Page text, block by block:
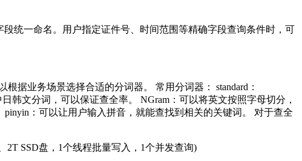
统一命名。用户指定证件号、时间范围等精确字段查询条件时，可
据业务场景选择合适的分词器。 常用分词器： standard：
韩文分词，可以保证查全率。 NGram：可以将英文按照字母切分，
pinyin：可以让用户输入拼音，就能查找到相关的关键词。 对于查全
2T SSD盘，1个线程批量写入，1个并发查询)